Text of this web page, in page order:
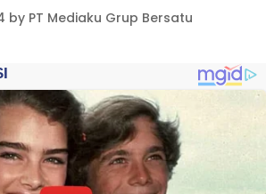
by PT Mediaku Grup Bersatu